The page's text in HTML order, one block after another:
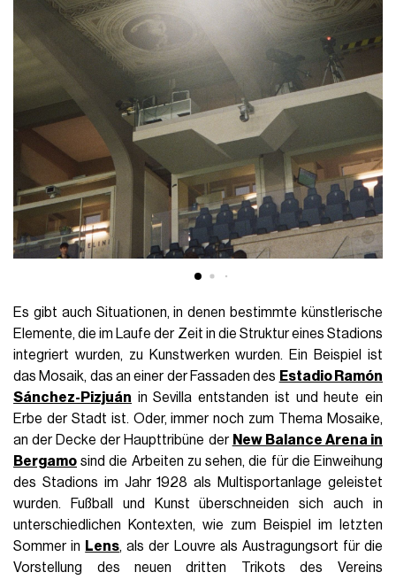
Es gibt auch Situationen, in denen bestimmte künstlerische
Elemente, die im Laufe der Zeit in die Struktur eines Stadions
integriert wurden, zu Kunstwerken wurden. Ein Beispiel ist
das Mosaik, das an einer der Fassaden des Estadio Ramón
Sánchez-Pizjuán in Sevilla entstanden ist und heute ein
Erbe der Stadt ist. Oder, immer noch zum Thema Mosaike,
an der Decke der Haupttribüne der New Balance Arena in
Bergamo sind die Arbeiten zu sehen, die für die Einweihung
des Stadions im Jahr 1928 als Multisportanlage geleistet
wurden. Fußball und Kunst überschneiden sich auch in
unterschiedlichen Kontexten, wie zum Beispiel im letzten
Sommer in Lens, als der Louvre als Austragungsort für die
Vorstellung des neuen dritten Trikots des Vereins